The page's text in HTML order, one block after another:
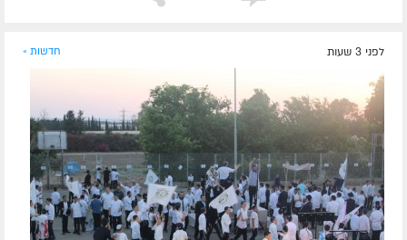
לפני 3 שעות חדשות »